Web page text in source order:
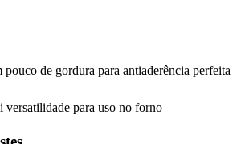
pouco de gordura para antiaderência perfeita
versatilidade para uso no forno